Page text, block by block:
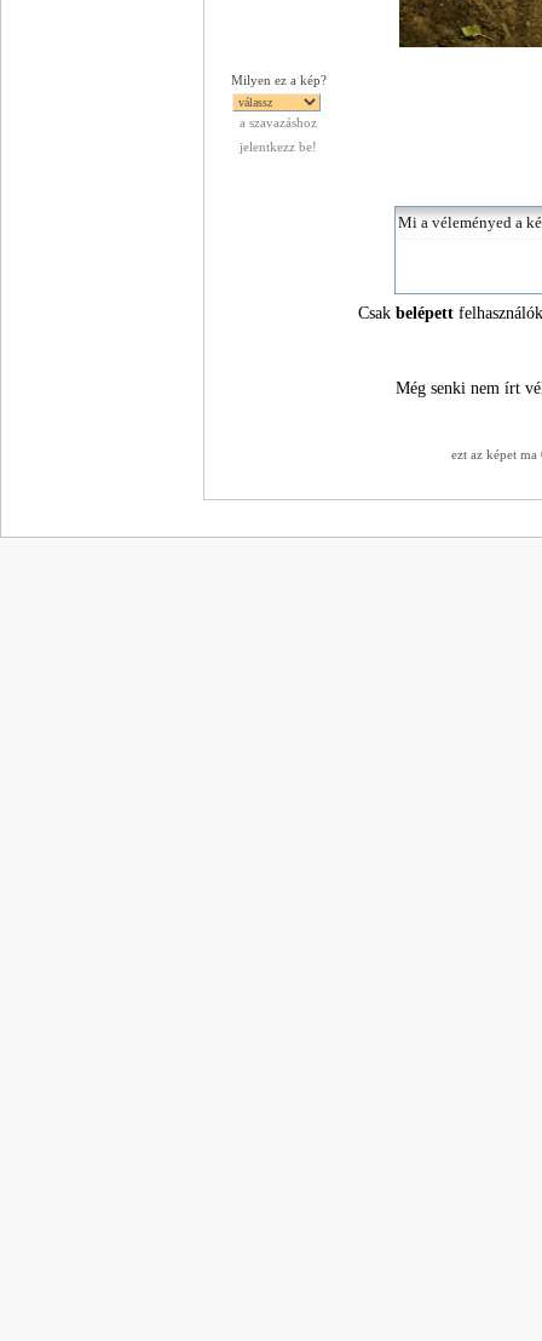
Milyen ez a kép?
a szavazáshoz
jelentkezz be!
Csakbelépett
Még senki nem írt
ezt az képet ma